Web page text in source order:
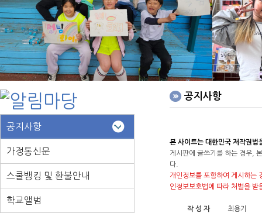
학교운영위
학부모회
층별안내
오시는
홍보리플
학교사진
공지사항
가정통신문
스쿨뱅킹 및 환불안내
학교앨범
공지사항
본 사이트는 대한민국 저작권법
게시판에 글쓰기를 하는 경우,
다.
개인정보를 포함하여 게시하는
인정보보호법에 따라 처벌을 받
작 성 자
최용기